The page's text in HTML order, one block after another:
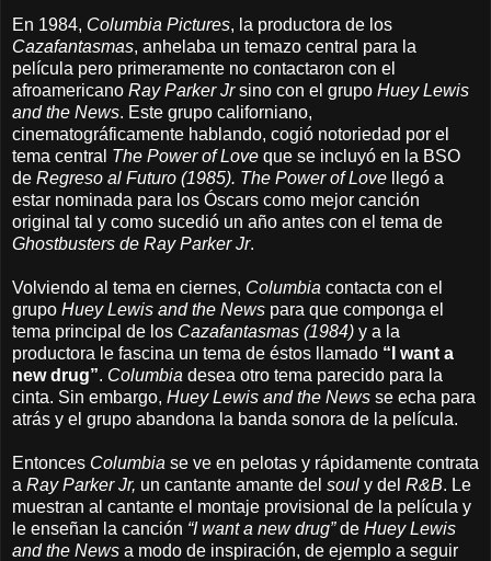
En 1984, Columbia Pictures, la productora de los
Cazafantasmas, anhelaba un temazo central para la
película pero primeramente no contactaron con el
afroamericano Ray Parker Jrsino con el grupo Huey Lewis
and the News. Este grupo californiano,
cinematográficamente hablando, cogió notoriedad por el
tema central The Power of Love que se incluyó en la BSO
de Regreso al Futuro (1985). The Power of Love llegó a
estar nominada para los Óscars como mejor canción
original tal y como sucedió un año antes con el tema de
Ghostbusters de Ray Parker Jr.
Volviendo al tema en ciernes, Columbia contacta con el
grupo Huey Lewis and the News para que componga el
tema principal de los Cazafantasmas (1984) y a la
productora le fascina un tema de éstos llamado “I want a
new drug”. Columbia desea otro tema parecido para la
cinta. Sin embargo, Huey Lewis and the News se echa para
atrás y el grupo abandona la banda sonora de la película.
Entonces Columbia se ve en pelotas y rápidamente contrata
a Ray Parker Jr, un cantante amante del soul y del R&B. Le
muestran al cantante el montaje provisional de la película y
le enseñan la canción “I want a new drug”de Huey Lewis
and the News a modo de inspiración, de ejemplo a seguir